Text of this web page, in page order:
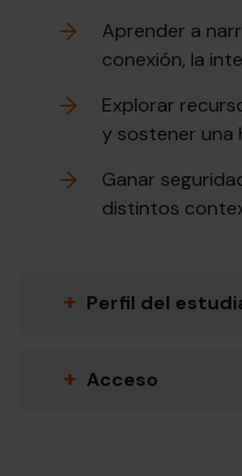
Aprender a
conexión, la
Explorar
y sostener una
Ganar
distintos
+ Perfil del
+ Acceso